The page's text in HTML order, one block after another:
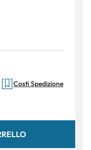
Costi Spedizione